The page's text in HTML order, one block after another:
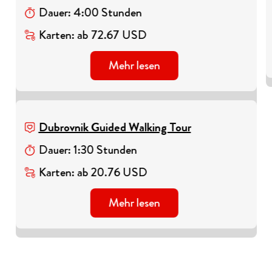
Dauer:4:00Stunden
Karten:ab72.67 USD
Mehr lesen
Dubrovnik Guided Walking Tour
Dauer:1:30Stunden
Karten:ab20.76USD
Mehr lesen